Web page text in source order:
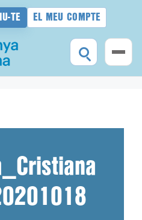
TE EL MEU COMPTE